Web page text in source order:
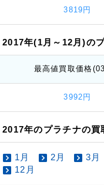
3819円
2017年(1月～12月)の
最高値買取価格
3992円
2017年のプラチナの買
1月 2月 3月
12月